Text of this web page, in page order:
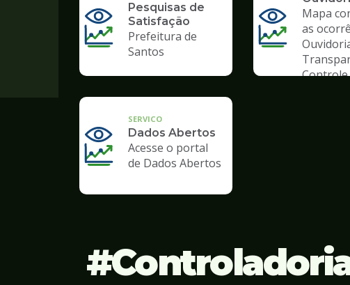
Pesquisas de
Satisfação
Prefeitura de
Santos
Mapa
as
Controle
SERVICO
Dados Abertos
Acesse o portal
de Dados Abertos